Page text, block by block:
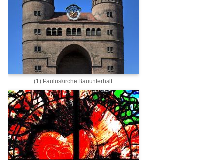
(1) Pauluskirche Bauunterhalt